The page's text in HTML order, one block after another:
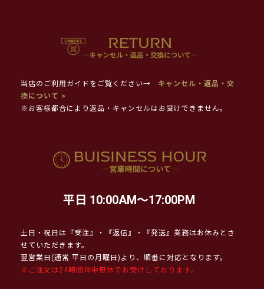
当店のご利用ガイドをご覧ください→
キャンセル・返品・交
換について >
※お客様都合により返品・キャンセルはお受けできません。
平日 10:00AM～17:00PM
土日・祝日は『受注』・『返信』・『発送』業務はお休みとさ
せていただきます。
翌営業日(通常 平日の月曜日)より、順番に対応となります。
※ご注文は24時間年中無休でお受けしております。